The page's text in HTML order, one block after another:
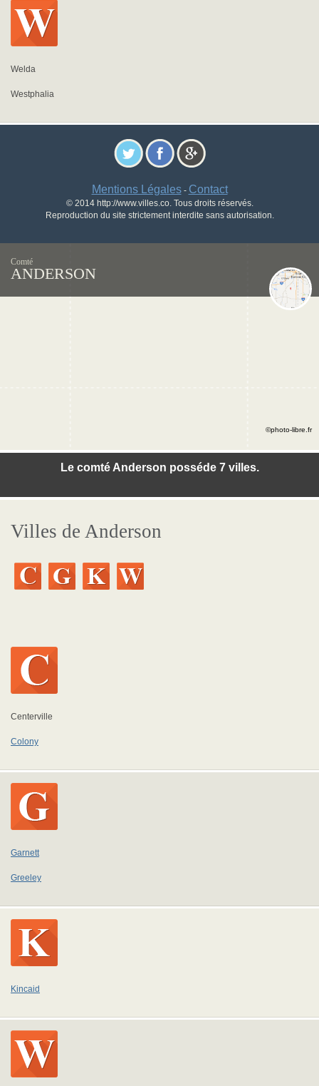
Welda
Westphalia
Mentions Légales- Contact
© 2014 http://www.villes.co. Tous droits réservés.
Reproduction du site strictement interdite sans autorisation.
Comté
ANDERSON
Le comté Anderson posséde 7 villes.
©photo-libre.fr
Villes de Anderson
Centerville
Colony
Garnett
Greeley
Kincaid